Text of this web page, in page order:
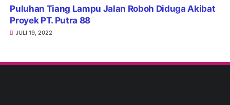
Puluhan Tiang Lampu Jalan Roboh Diduga Akibat
Proyek PT. Putra 88
JULI 19, 2022